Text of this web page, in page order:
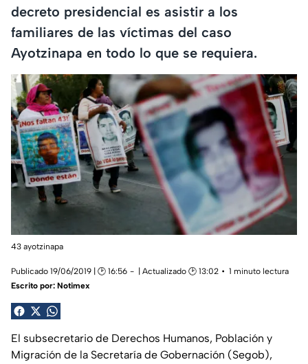
decreto presidencial es asistir a los
familiares de las víctimas del caso
Ayotzinapa en todo lo que se requiera.
43 ayotzinapa
Publicado 19/06/2019 | 🕑 16:56 | Actualizado 🕑 13:02
1 minuto lectura
Escrito por: Notimex
El subsecretario de Derechos Humanos, Población y
Migración de la Secretaría de Gobernación (Segob),